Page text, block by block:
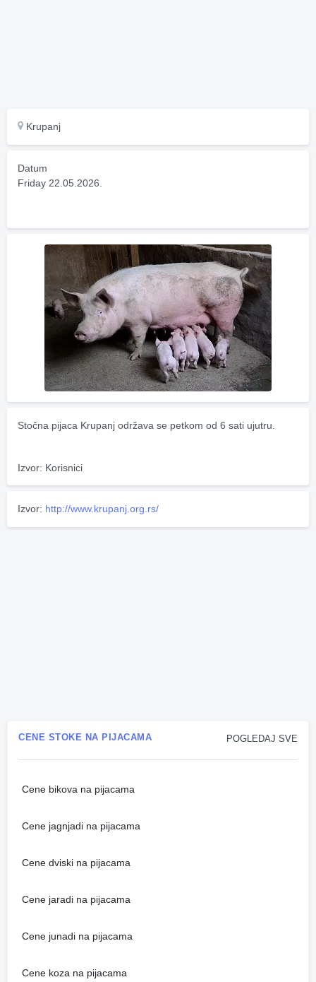
Krupanj
Datum
Friday 22.05.2026.
Stočna pijaca Krupanj održava se petkom od 6 sati ujutru.
Izvor: Korisnici
Izvor: http://www.krupanj.org.rs/
POGLEDAJ SVE
CENE STOKE NA PIJACAMA
Cene bikova na pijacama
Cene jagnjadi na pijacama
Cene dviski na pijacama
Cene jaradi na pijacama
Cene junadi na pijacama
Cene koza na pijacama